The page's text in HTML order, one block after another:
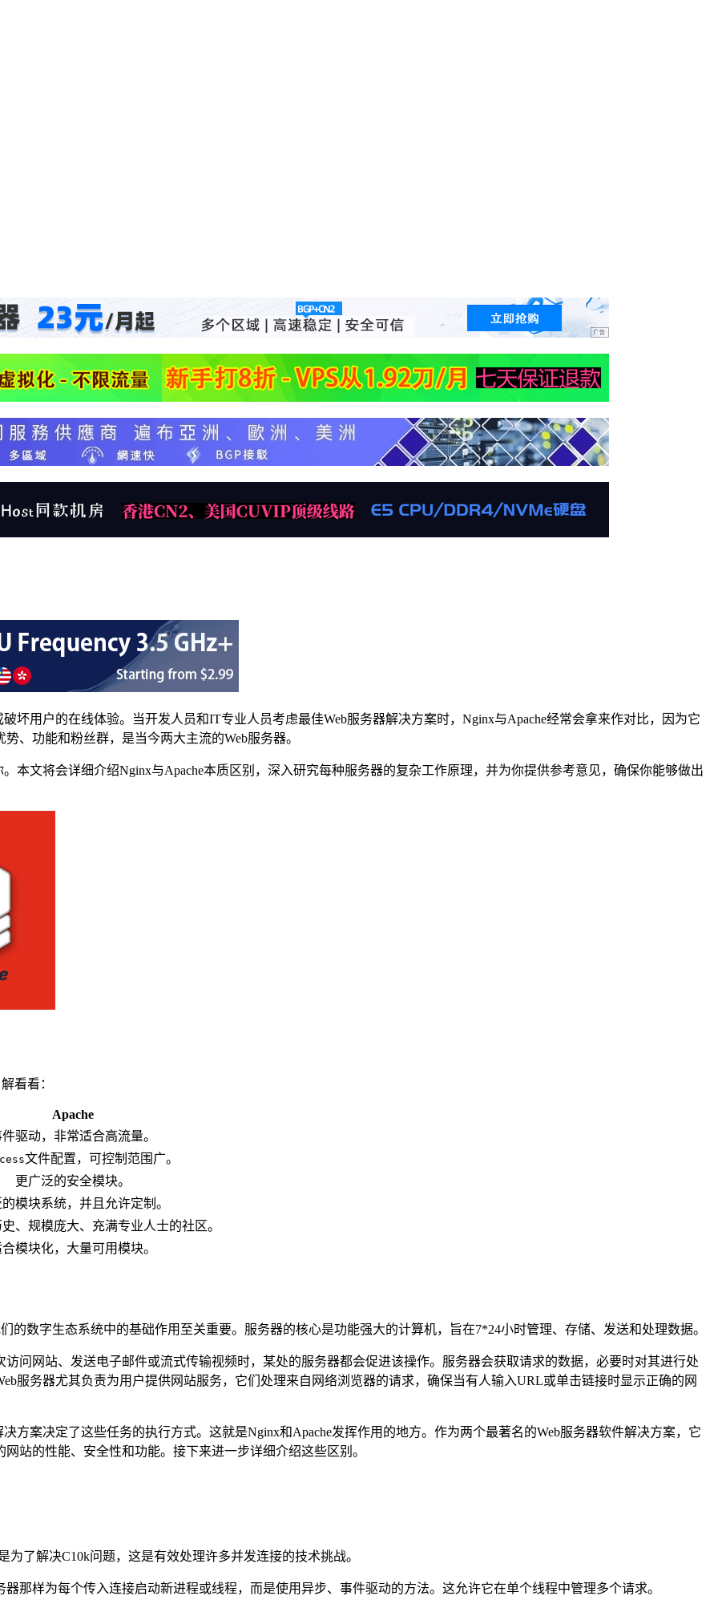
坏用户的在线体验。当开发人员和IT专业人员考虑最佳Web服务器解决方案时，Nginx与Apache经常会拿来作对比，因为它
、功能和粉丝群，是当今两大主流的Web服务器。
本文将会详细介绍Nginx与Apache本质区别，深入研究每种服务器的复杂工作原理，并为你提供参考意见，确保你能够做出
看看：
Apache
驱动，非常适合高流量。
文件配置，可控制范围广。
更广泛的安全模块。
模块系统，并且允许定制。
、规模庞大、充满专业人士的社区。
模块化，大量可用模块。
的数字生态系统中的基础作用至关重要。服务器的核心是功能强大的计算机，旨在7*24小时管理、存储、发送和处理数据。
问网站、发送电子邮件或流式传输视频时，某处的服务器都会促进该​​操作。服务器会获取请求的数据，必要时对其进行处
服务器尤其负责为用户提供网站服务，它们处理来自网络浏览器的请求，确保当有人输入URL或单击链接时显示正确的网
方案决定了这些任务的执行方式。这就是Nginx和Apache发挥作用的地方。作为两个最著名的Web服务器软件解决方案，它
站的性能、安全性和功能。接下来进一步详细介绍这些区别。
了解决C10k问题，这是有效处理许多并发连接的技术挑战。
那样为每个传入连接启动新进程或线程，而是使用异步、事件驱动的方法。这允许它在单个线程中管理多个请求。